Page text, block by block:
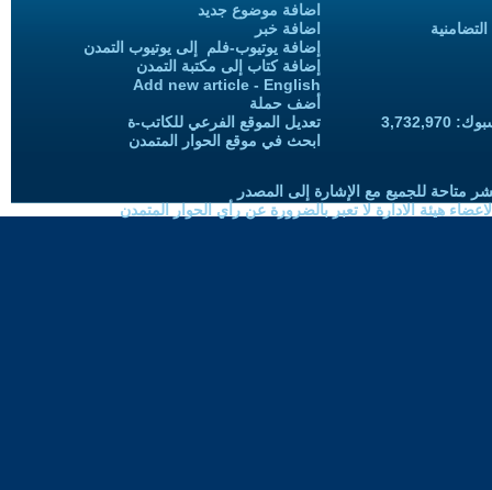
اضافة موضوع جديد
اضافة خبر
إضافة يوتيوب-فلم إلى يوتيوب التمدن
إضافة كتاب إلى مكتبة التمدن
Add new article - English
أضف حملة
تعديل الموقع الفرعي للكاتب-ة
ابحث في موقع الحوار المتمدن
متاحة للجميع مع الإشارة إلى المصدر
هيئة الادارة لا تعبر بالضرورة عن رأي الحوار المتمدن